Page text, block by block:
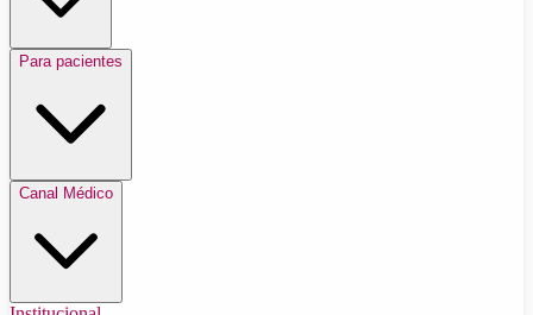
Para pacientes
Canal Médico